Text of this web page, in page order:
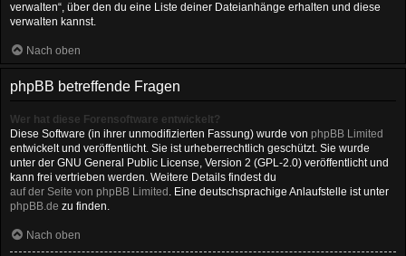
verwalten“, über den du eine Liste deiner Dateianhänge erhalten und diese
verwalten kannst.
Nach oben
phpBB betreffende Fragen
Wer hat diese Forensoftware entwickelt?
Diese Software (in ihrer unmodifizierten Fassung) wurde von phpBB Limited
entwickelt und veröffentlicht. Sie ist urheberrechtlich geschützt. Sie wurde
unter der GNU General Public License, Version 2 (GPL-2.0) veröffentlicht und
kann frei vertrieben werden. Weitere Details findest du
auf der Seite von phpBB Limited . Eine deutschsprachige Anlaufstelle ist unter
phpBB.de zu finden.
Nach oben